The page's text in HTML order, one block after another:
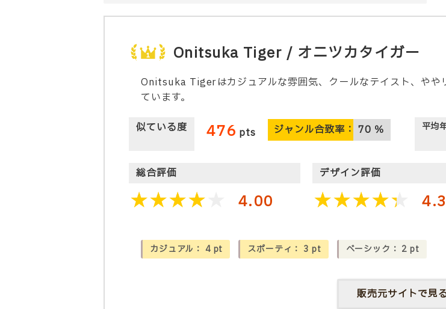
Onitsuka Tiger / オニツカタイガー
Onitsuka Tigerはカジュアルな雰囲気、クールなテイスト、やや
ています。
似ている度 476 pts ジャンル合致率： 70 ％ 平均
総合評価
4.00
デザイン評価
カジュアル： 4 pt スポーティ： 3 pt ベーシック： 2pt
販売元サイトで見